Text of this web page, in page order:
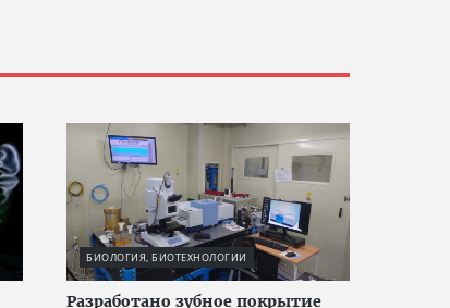
БИОЛОГИЯ, БИОТЕХНОЛОГИИ
Разработано зубное покрытие